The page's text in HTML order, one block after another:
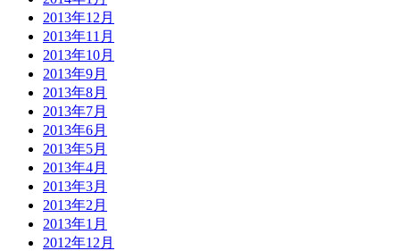
2013年12月
2013年11月
2013年10月
2013年9月
2013年8月
2013年7月
2013年6月
2013年5月
2013年4月
2013年3月
2013年2月
2013年1月
2012年12月